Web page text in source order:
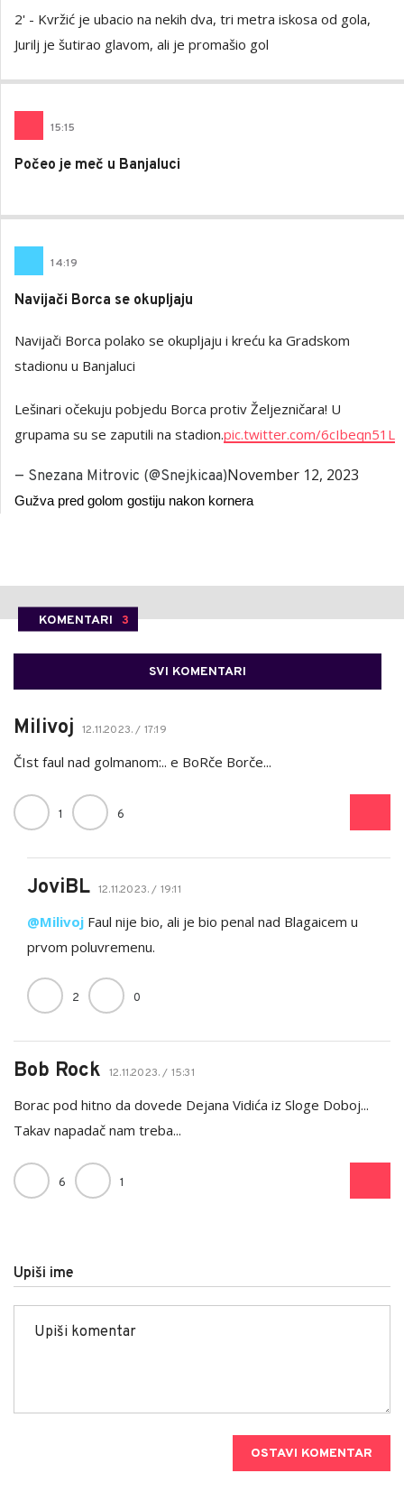
2' - Kvržić je ubacio na nekih dva, tri metra iskosa od gola,
Jurilj je šutirao glavom, ali je promašio gol
15:15
Počeo je meč u Banjaluci
14:19
Navijači Borca se okupljaju
Navijači Borca polako se okupljaju i kreću ka Gradskom
stadionu u Banjaluci
Lešinari očekuju pobjedu Borca protiv Željezničara! U
grupama su se zaputili na stadion.pic.twitter.com/6cIbeqn51L
— Snezana Mitrovic (@Snejkicaa)November 12, 2023
Gužva pred golom gostiju nakon kornera
KOMENTARI 3
SVI KOMENTARI
Milivoj 12.11.2023. / 17:19
ČIst faul nad golmanom:.. e BoRče Borče...
1 6
JoviBL 12.11.2023. / 19:11
@Milivoj Faul nije bio, ali je bio penal nad Blagaicem u
prvom poluvremenu.
2 0
Bob Rock 12.11.2023. / 15:31
Borac pod hitno da dovede Dejana Vidića iz Sloge Doboj...
Takav napadač nam treba...
6 1
Upiši ime
OSTAVI KOMENTAR